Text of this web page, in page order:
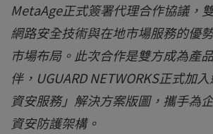
MetaAge正式簽署代理合作協議，
網路安全技術與在地市場服務的優
市場布局。此次合作是雙方成為產
伴，UGUARD NETWORKS正式加
資安服務」解決方案版圖，攜手為
資安防護架構。